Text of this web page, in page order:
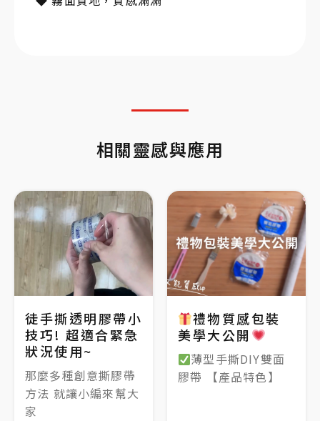
相關靈感與應用
徒手撕透明膠帶小
技巧! 超適合緊急
狀況使用~
那麼多種創意撕膠帶
方法 就讓小編來幫大
家
禮物質感包裝
美學大公開
薄型手撕DIY雙面
膠帶 【產品特色】